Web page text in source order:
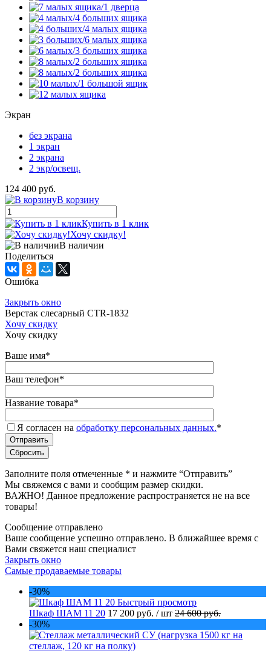
Экран
без экрана
1 экран
2 экрана
2 экр/освещ.
124 400 руб.
В корзину
Купить в 1 клик
Хочу скидку!
В наличии
Поделиться
Ошибка
Закрыть окно
Верстак слесарный CTR-1832
Хочу скидку
Хочу скидку
Ваше имя*
Ваш телефон*
Название товара*
Я согласен на обработку персональных данных.*
Заполните поля отмеченные * и нажмите “Отправить”
Мы свяжемся с вами и сообщим размер скидки.
ВАЖНО! Данное предложение распространяется не на все
товары!
Сообщение отправлено
Ваше сообщение успешно отправлено. В ближайшее время с
Вами свяжется наш специалист
Закрыть окно
Самые продаваемые товары
-30%
Быстрый просмотр
Шкаф ШАМ 11 20 17 200 руб. / шт 24 600 руб.
-30%